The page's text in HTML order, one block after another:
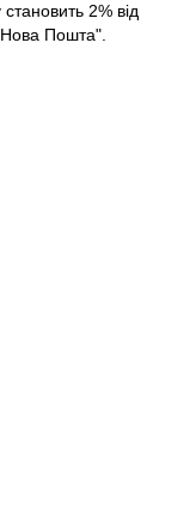
2% від
"Нова Пошта".